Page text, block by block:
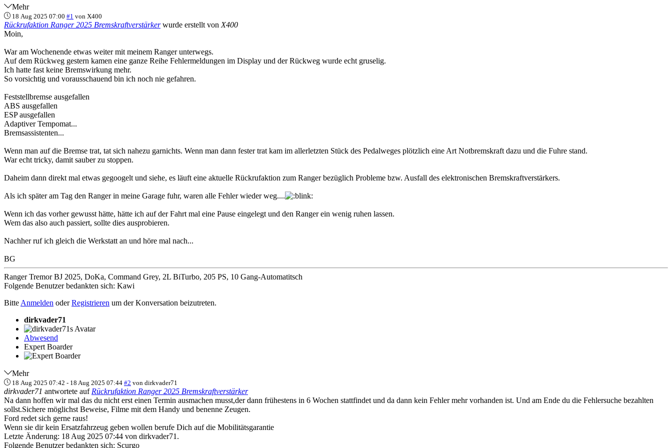
Mehr
18 Aug 2025 07:00 #1 von X400
Rückrufaktion Ranger 2025 Bremskraftverstärkerwurde erstellt von X400
Moin,
War am Wochenende etwas weiter mit meinem Ranger unterwegs.
Auf dem Rückweg gestern kamen eine ganze Reihe Fehlermeldungen im Display und der Rückweg wurde echt gruselig.
Ich hatte fast keine Bremswirkung mehr.
So vorsichtig und vorausschauend bin ich noch nie gefahren.
Feststellbremse ausgefallen
ABS ausgefallen
ESP ausgefallen
Adaptiver Tempomat...
Bremsassistenten...
Wenn man auf die Bremse trat, tat sich nahezu garnichts. Wenn man dann fester trat kam im allerletzten Stück des Pedalweges plötzlich eine Art Notbremskraft dazu und die Fuhre stand.
War echt tricky, damit sauber zu stoppen.
Daheim dann direkt mal etwas gegoogelt und siehe, es läuft eine aktuelle Rückrufaktion zum Ranger bezüglich Probleme bzw. Ausfall des elektronischen Bremskraftverstärkers.
Als ich später am Tag den Ranger in meine Garage fuhr, waren alle Fehler wieder weg....
Wenn ich das vorher gewusst hätte, hätte ich auf der Fahrt mal eine Pause eingelegt und den Ranger ein wenig ruhen lassen.
Wem das also auch passiert, sollte dies ausprobieren.
Nachher ruf ich gleich die Werkstatt an und höre mal nach...
BG
Ranger Tremor BJ 2025, DoKa, Command Grey, 2L BiTurbo, 205 PS, 10 Gang-Automatitsch
Folgende Benutzer bedankten sich: Kawi
Bitte Anmelden oderRegistrieren um der Konversation beizutreten.
dirkvader71
Abwesend
Expert Boarder
Mehr
18 Aug 2025 07:42 - 18 Aug 2025 07:44 #2 von dirkvader71
dirkvader71 antwortete auf Rückrufaktion Ranger 2025 Bremskraftverstärker
Na dann hoffen wir mal das du nicht erst einen Termin ausmachen musst,der dann frühestens in 6 Wochen stattfindet und da dann kein Fehler mehr vorhanden ist. Und am Ende du die Fehlersuche bezahlten
sollst.Sichere möglichst Beweise, Filme mit dem Handy und benenne Zeugen.
Ford redet sich gerne raus!
Wenn sie dir kein Ersatzfahrzeug geben wollen berufe Dich auf die Mobilitätsgarantie
Letzte Änderung: 18 Aug 2025 07:44 von dirkvader71 .
Folgende Benutzer bedankten sich: Scurgo